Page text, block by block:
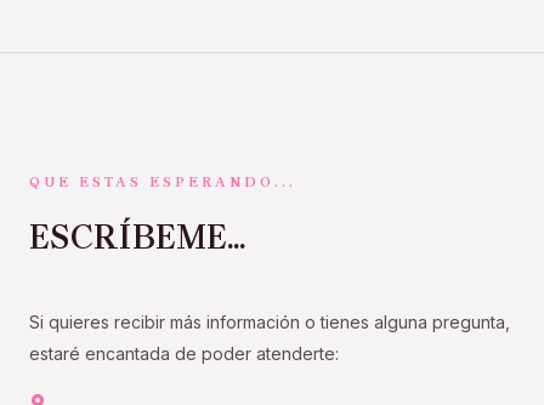
QUE ESTAS ESPERANDO...
ESCRÍBEME...
Si quieres recibir más información o tienes alguna pregunta,
estaré encantada de poder atenderte: